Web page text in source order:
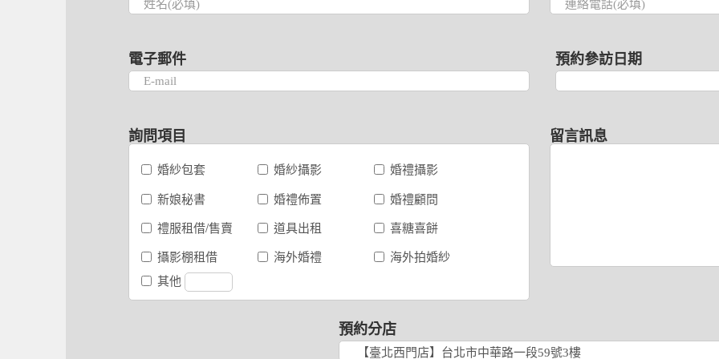
電子郵件 預約參訪日期
詢問項目
婚紗包套 婚紗攝影
婚禮攝影
新娘秘書
婚禮佈置
婚禮顧問
禮服租借/售賣
道具出租
喜糖喜餅
攝影棚租借
海外婚禮
海外拍婚紗
其他
留言訊息
預約分店